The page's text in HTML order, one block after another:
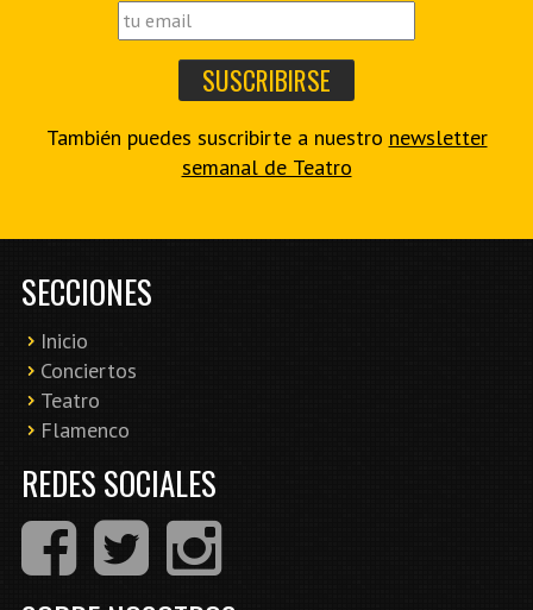
También puedes suscribirte a nuestro newsletter
semanal de Teatro
SECCIONES
Inicio
Conciertos
Teatro
Flamenco
REDES SOCIALES